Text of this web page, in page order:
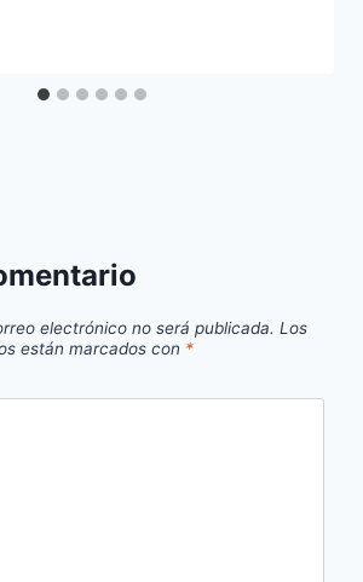
electrónico no será publicada. Los
están marcados con *